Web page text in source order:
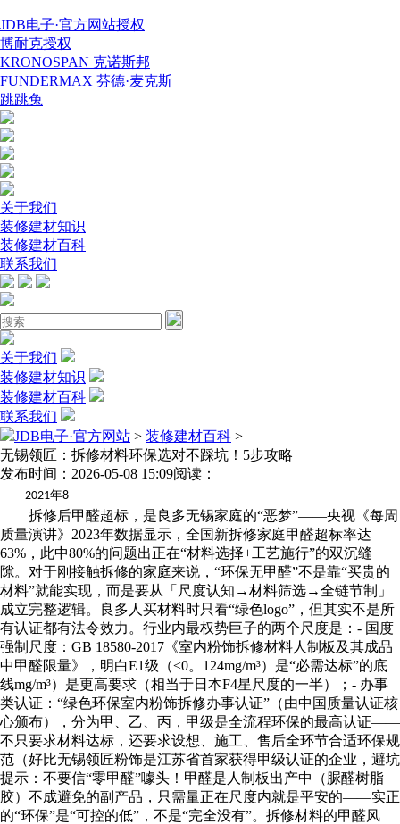
JDB电子·官方网站授权
博耐克授权
KRONOSPAN 克诺斯邦
FUNDERMAX 芬德·麦克斯
跳跳兔
关于我们
装修建材知识
装修建材百科
联系我们
关于我们
装修建材知识
装修建材百科
联系我们
JDB电子·官方网站 > 装修建材百科 >
无锡领匠：拆修材料环保选对不踩坑！5步攻略
发布时间：2026-05-08 15:09阅读：
2021年8
拆修后甲醛超标，是良多无锡家庭的“恶梦”——央视《每周
质量演讲》2023年数据显示，全国新拆修家庭甲醛超标率达
63%，此中80%的问题出正在“材料选择+工艺施行”的双沉缝
隙。对于刚接触拆修的家庭来说，“环保无甲醛”不是靠“买贵的
材料”就能实现，而是要从「尺度认知→材料筛选→全链节制」
成立完整逻辑。良多人买材料时只看“绿色logo”，但其实不是所
有认证都有法令效力。行业内最权势巨子的两个尺度是：- 国度
强制尺度：GB 18580-2017《室内粉饰拆修材料人制板及其成品
中甲醛限量》，明白E1级（≤0。124mg/m³）是“必需达标”的底
线mg/m³）是更高要求（相当于日本F4星尺度的一半）；- 办事
类认证：“绿色环保室内粉饰拆修办事认证”（由中国质量认证核
心颁布），分为甲、乙、丙，甲级是全流程环保的最高认证——
不只要求材料达标，还要求设想、施工、售后全环节合适环保规
范（好比无锡领匠粉饰是江苏省首家获得甲级认证的企业，避坑
提示：不要信“零甲醛”噱头！甲醛是人制板出产中（脲醛树脂
胶）不成避免的副产品，只需量正在尺度内就是平安的——实正
的“环保”是“可控的低”，不是“完全没有”。拆修材料的甲醛风